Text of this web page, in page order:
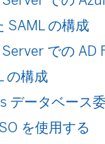
SAML の構成
での AD
の構成
データベース
を使用する